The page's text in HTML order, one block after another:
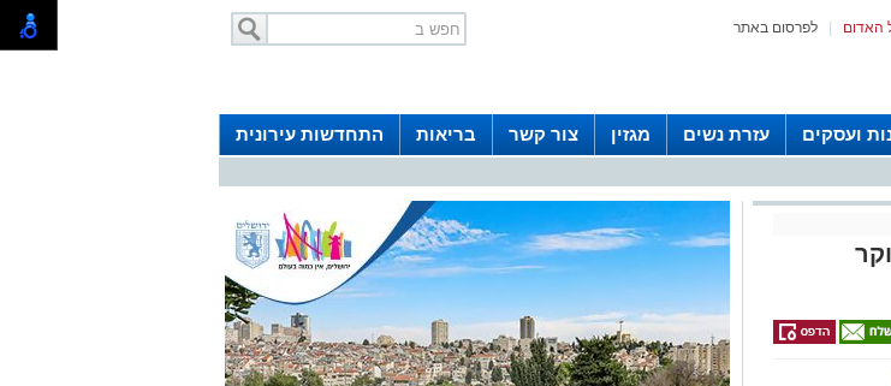
לפרסום באתר האדום
ועסקים עזרת נשים מגזין צור קשר בריאות
התחדשות עירונית